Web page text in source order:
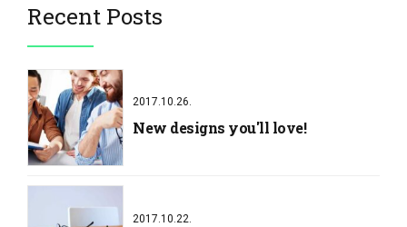
Recent Posts
2017.10.26.
New designs you'll love!
2017.10.22.